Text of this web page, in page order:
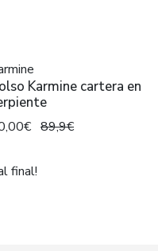
Karmine cartera en
89,9€
final!